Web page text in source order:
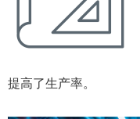
提高了生产率。